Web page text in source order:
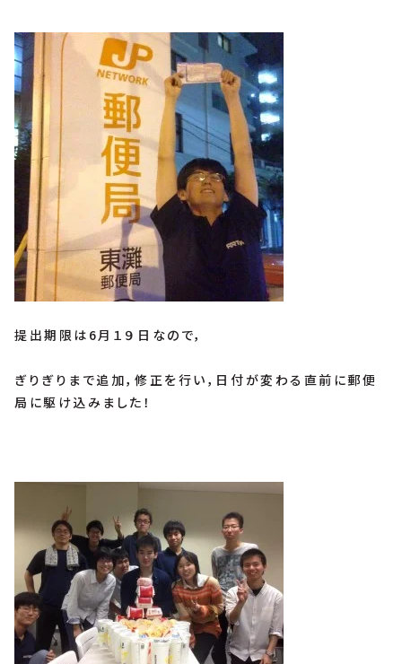
提出期限は6月１９日なので，
ぎりぎりまで追加，修正を行い，日付が変わる直前に郵便
局に駆け込みました！